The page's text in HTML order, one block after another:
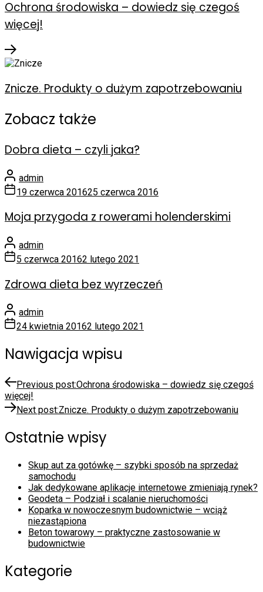
Ochrona środowiska – dowiedz się czegoś
więcej!
Znicze. Produkty o dużym zapotrzebowaniu
Zobacz także
Dobra dieta – czyli jaka?
admin
19 czerwca 201625 czerwca 2016
Moja przygoda z rowerami holenderskimi
admin
5 czerwca 20162 lutego 2021
Zdrowa dieta bez wyrzeczeń
admin
24 kwietnia 20162 lutego 2021
Nawigacja wpisu
Previous post:Ochrona środowiska – dowiedz się czegoś
więcej!
Next post:Znicze. Produkty o dużym zapotrzebowaniu
Ostatnie wpisy
Skup aut za gotówkę – szybki sposób na sprzedaż
samochodu
Jak dedykowane aplikacje internetowe zmieniają rynek?
Geodeta – Podział i scalanie nieruchomości
Koparka w nowoczesnym budownictwie – wciąż
niezastąpiona
Beton towarowy – praktyczne zastosowanie w
budownictwie
Kategorie